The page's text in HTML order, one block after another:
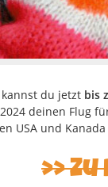
kannst du jetzt bis
deinen Flug
USA und